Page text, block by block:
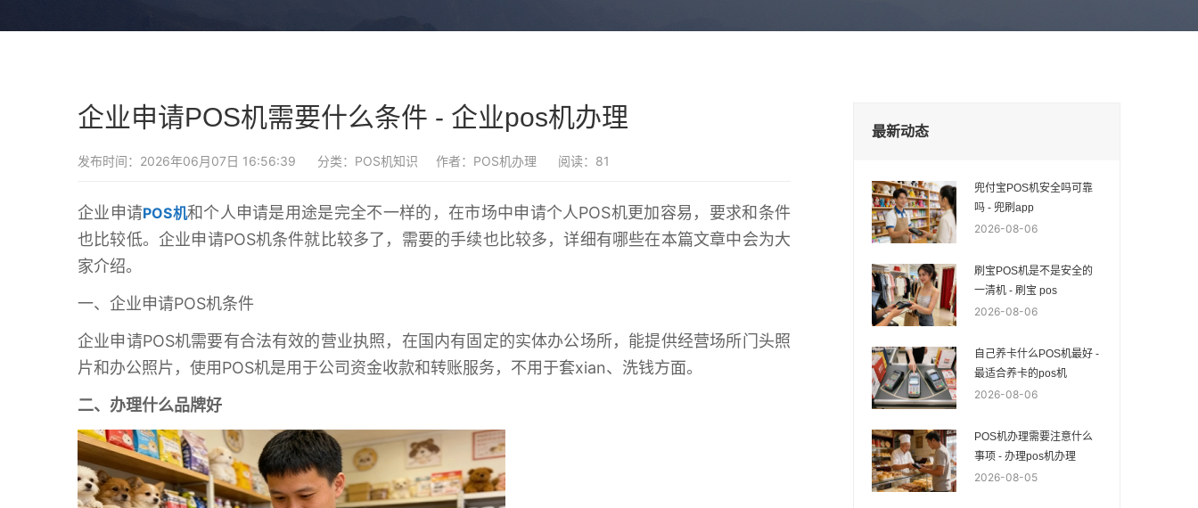
企业申请POS机需要什么条件 - 企业pos机办理
发布时间：2026年06月07日 16:56:39 分类： POS机知识 作者：POS机办理 阅读：81
企业申请POS机和个人申请是用途是完全不一样的，在市场中申请个人POS机更加容易，要求和条件
也比较低。企业申请POS机条件就比较多了，需要的手续也比较多，详细有哪些在本篇文章中会为大
家介绍。
一、企业申请POS机条件
企业申请POS机需要有合法有效的营业执照，在国内有固定的实体办公场所，能提供经营场所门头照
片和办公照片，使用POS机是用于公司资金收款和转账服务，不用于套xian、洗钱方面。
二、办理什么品牌好
最新动态
兜付宝POS机安全吗可靠
吗 - 兜刷app
2026-08-06
刷宝POS机是不是安全的
一清机 - 刷宝 pos
2026-08-06
自己养卡什么POS机最好 -
最适合养卡的pos机
2026-08-06
POS机办理需要注意什么
事项 - 办理pos机办理
2026-08-05